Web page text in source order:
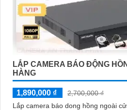
LẮP CAMERA BÁO ĐỘNG
HÀNG
1,890,000 ₫
2,700,000 ₫
Lắp camera báo dong hồng ngoài